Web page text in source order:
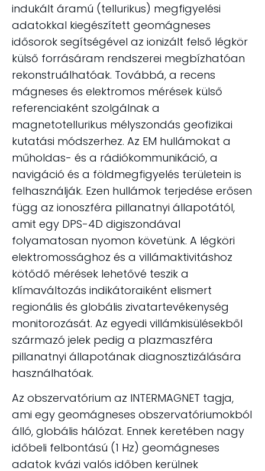
indukált áramú (tellurikus) megfigyelési
adatokkal kiegészített geomágneses
idősorok segítségével az ionizált felső légkör
külső forrásáram rendszerei megbízhatóan
rekonstruálhatóak. Továbbá, a recens
mágneses és elektromos mérések külső
referenciaként szolgálnak a
magnetotellurikus mélyszondás geofizikai
kutatási módszerhez. Az EM hullámokat a
műholdas- és a rádiókommunikáció, a
navigáció és a földmegfigyelés területein is
felhasználják. Ezen hullámok terjedése erősen
függ az ionoszféra pillanatnyi állapotától,
amit egy DPS-4D digiszondával
folyamatosan nyomon követünk. A légköri
elektromossághoz és a villámaktivitáshoz
kötődő mérések lehetővé teszik a
klímaváltozás indikátoraiként elismert
regionális és globális zivatartevékenység
monitorozását. Az egyedi villámkisülésekből
származó jelek pedig a plazmaszféra
pillanatnyi állapotának diagnosztizálására
használhatóak.
Az obszervatórium az INTERMAGNET tagja,
ami egy geomágneses obszervatóriumokból
álló, globális hálózat. Ennek keretében nagy
időbeli felbontású (1 Hz) geomágneses
adatok kvázi valós időben kerülnek